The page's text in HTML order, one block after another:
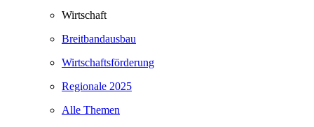
Wirtschaft
Breitbandausbau
Wirtschaftsförderung
Regionale 2025
Alle Themen